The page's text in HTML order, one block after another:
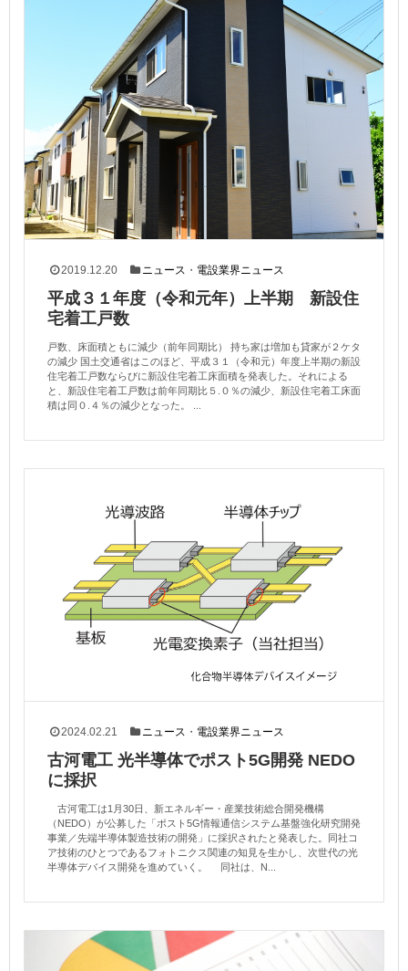
2019.12.20 ニュース ・ 電設業界ニュース
平成３１年度（令和元年）上半期 新設住
宅着工戸数
戸数、床面積ともに減少（前年同期比） 持ち家は増加も貸家が２ケタ
の減少 国土交通省はこのほど、平成３１（令和元）年度上半期の新設
住宅着工戸数ならびに新設住宅着工床面積を発表した。それによる
と、新設住宅着工戸数は前年同期比５.０％の減少、新設住宅着工床面
積は同０.４％の減少となった。 ...
2024.02.21 ニュース ・ 電設業界ニュース
古河電工 光半導体でポスト5G開発 NEDO
に採択
古河電工は1月30日、新エネルギー・産業技術総合開発機構
（NEDO）が公募した「ポスト5G情報通信システム基盤強化研究開発
事業／先端半導体製造技術の開発」に採択されたと発表した。同社コ
ア技術のひとつであるフォトニクス関連の知見を生かし、次世代の光
半導体デバイス開発を進めていく。 同社は、N...